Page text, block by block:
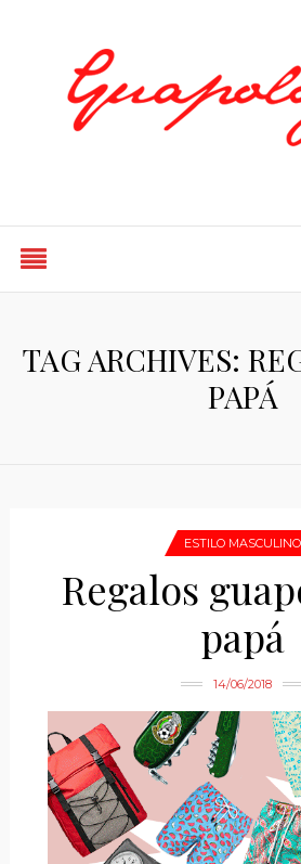
TAG ARCHIVES:
PAPÁ
ESTILO MASCULINO
Regalos
papá
14/06/2018